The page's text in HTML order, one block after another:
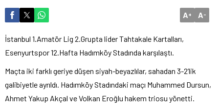
A+ A-
İstanbul 1.Amatör Lig 2.Grupta lider Tahtakale Kartalları,
Esenyurtspor 12.Hafta Hadımköy Stadında karşılaştı.
Maçta iki farklı geriye düşen siyah-beyazlılar, sahadan 3-2’lik
galibiyetle ayrıldı. Hadımköy Stadındaki maçı Muhammed Dursun,
Ahmet Yakup Akçal ve Volkan Eroğlu hakem triosu yönetti.